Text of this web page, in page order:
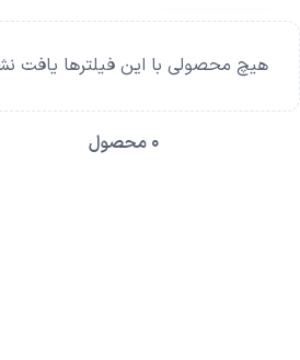
هیچ محصولی با این فیلترها یافت
0 محصول